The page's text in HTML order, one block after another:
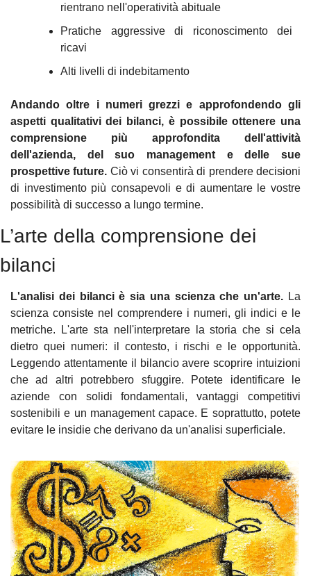
rientrano nell'operatività abituale
Pratiche aggressive di riconoscimento dei
ricavi
Alti livelli di indebitamento
Andando oltre i numeri grezzi e approfondendo gli
aspetti qualitativi dei bilanci, è possibile ottenere una
comprensione più approfondita dell'attività
dell'azienda, del suo management e delle sue
prospettive future. Ciò vi consentirà di prendere decisioni
di investimento più consapevoli e di aumentare le vostre
possibilità di successo a lungo termine.
L’arte della comprensione dei
bilanci
L'analisi dei bilanci è sia una scienza che un'arte. La
scienza consiste nel comprendere i numeri, gli indici e le
metriche. L'arte sta nell'interpretare la storia che si cela
dietro quei numeri: il contesto, i rischi e le opportunità.
Leggendo attentamente il bilancio avere scoprire intuizioni
che ad altri potrebbero sfuggire. Potete identificare le
aziende con solidi fondamentali, vantaggi competitivi
sostenibili e un management capace. E soprattutto, potete
evitare le insidie che derivano da un'analisi superficiale.